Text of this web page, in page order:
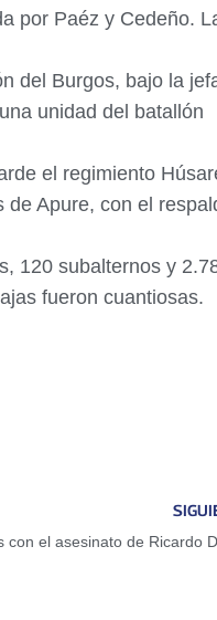
por Paéz y Cedeño.
del Burgos, bajo la
unidad del batallón
el regimiento
Apure, con el
120 subalternos y
fueron cuantiosas.
con el asesinato de Ricardo